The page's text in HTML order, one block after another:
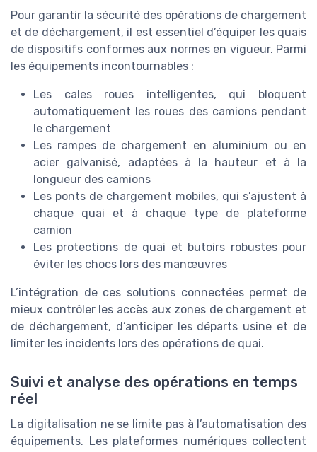
Pour garantir la sécurité des opérations de chargement
et de déchargement, il est essentiel d’équiper les quais
de dispositifs conformes aux normes en vigueur. Parmi
les équipements incontournables :
Les cales roues intelligentes, qui bloquent
automatiquement les roues des camions pendant
le chargement
Les rampes de chargement en aluminium ou en
acier galvanisé, adaptées à la hauteur et à la
longueur des camions
Les ponts de chargement mobiles, qui s’ajustent à
chaque quai et à chaque type de plateforme
camion
Les protections de quai et butoirs robustes pour
éviter les chocs lors des manœuvres
L’intégration de ces solutions connectées permet de
mieux contrôler les accès aux zones de chargement et
de déchargement, d’anticiper les départs usine et de
limiter les incidents lors des opérations de quai.
Suivi et analyse des opérations en temps
réel
La digitalisation ne se limite pas à l’automatisation des
équipements. Les plateformes numériques collectent